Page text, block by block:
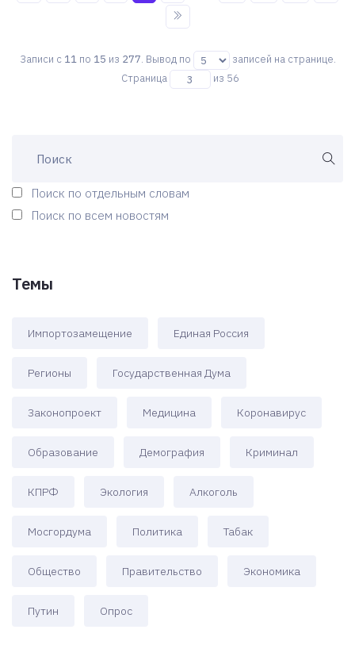
Записи с 11по 15 из 277. Вывод по
записей на странице.
Страница
из 56
Поиск по отдельным словам
Поиск по всем новостям
Темы
Импортозамещение Единая Россия
Регионы Государственная Дума
Законопроект Медицина Коронавирус
Образование Демография Криминал
КПРФ Экология Алкоголь
Мосгордума Политика Табак
Общество Правительство Экономика
Путин Опрос